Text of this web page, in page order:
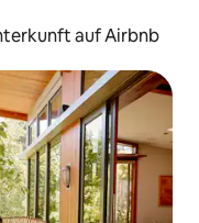
auf Airbnb